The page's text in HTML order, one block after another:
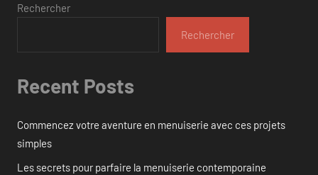
Rechercher
Rechercher
Recent Posts
Commencez votre aventure en menuiserie avec ces projets
simples
Les secrets pour parfaire la menuiserie contemporaine